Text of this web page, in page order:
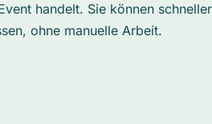
handelt. Sie können
ohne manuelle Arbeit.